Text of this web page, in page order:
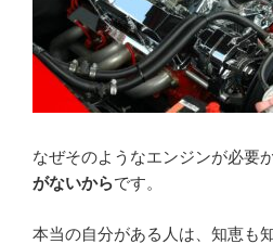
なぜそのようなエンジンが必要
がないからです。
本当の自分がある人は、知恵も